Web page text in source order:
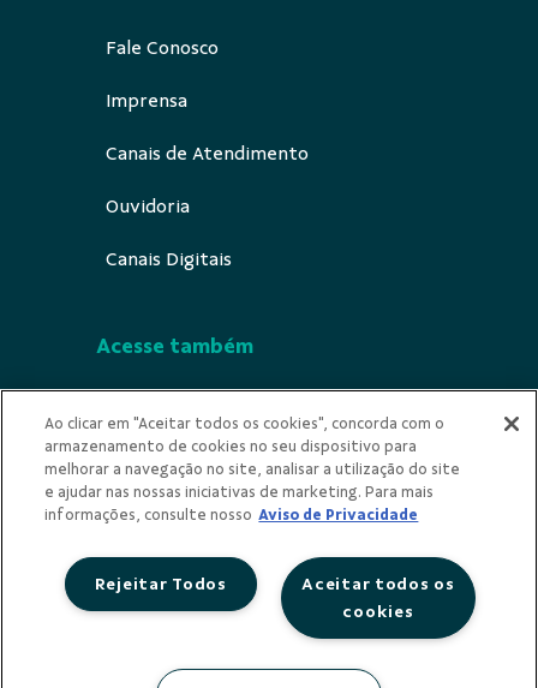
Fale Conosco
Imprensa
Canais de Atendimento
Ouvidoria
Canais Digitais
Acesse também
Indícios de Ilícitude
Privacidade
Ao clicar em "Aceitar todos os cookies", concorda com o
armazenamento de cookies no seu dispositivo para
melhorar a navegação no site, analisar a utilização do site
e ajudar nas nossas iniciativas de marketing. Para mais
informações, consulte nosso Aviso de Privacidade
Aceitar todos os
cookies
Rejeitar Todos